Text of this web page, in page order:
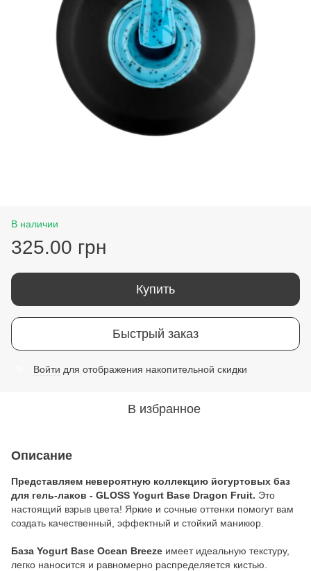
В наличии
325.00 грн
Купить
Быстрый заказ
Войти для отображения накопительной скидки
В избранное
Описание
Представляем невероятную коллекцию йогуртовых баз
для гель-лаков - GLOSS Yogurt Base Dragon Fruit. Это
настоящий взрыв цвета! Яркие и сочные оттенки помогут вам
создать качественный, эффектный и стойкий маникюр.
База Yogurt Base Ocean Breeze имеет идеальную текстуру,
легко наносится и равномерно распределяется кистью.